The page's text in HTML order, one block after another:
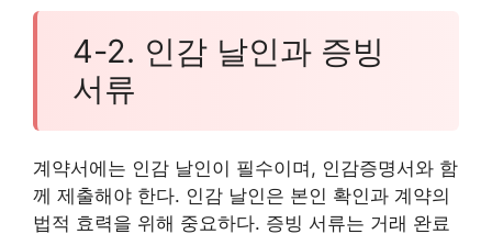
4-2. 인감 날인과 증빙
서류
계약서에는 인감 날인이 필수이며, 인감증명서와 함
께 제출해야 한다. 인감 날인은 본인 확인과 계약의
법적 효력을 위해 중요하다. 증빙 서류는 거래 완료